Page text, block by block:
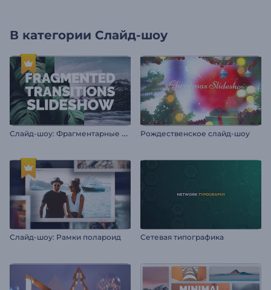
В категории Слайд-шоу
С
лайд-шоу: Фрагментарные переходы Рождественское слайд-шоу
Слайд-шоу: Рамки полароид Сетевая типографика